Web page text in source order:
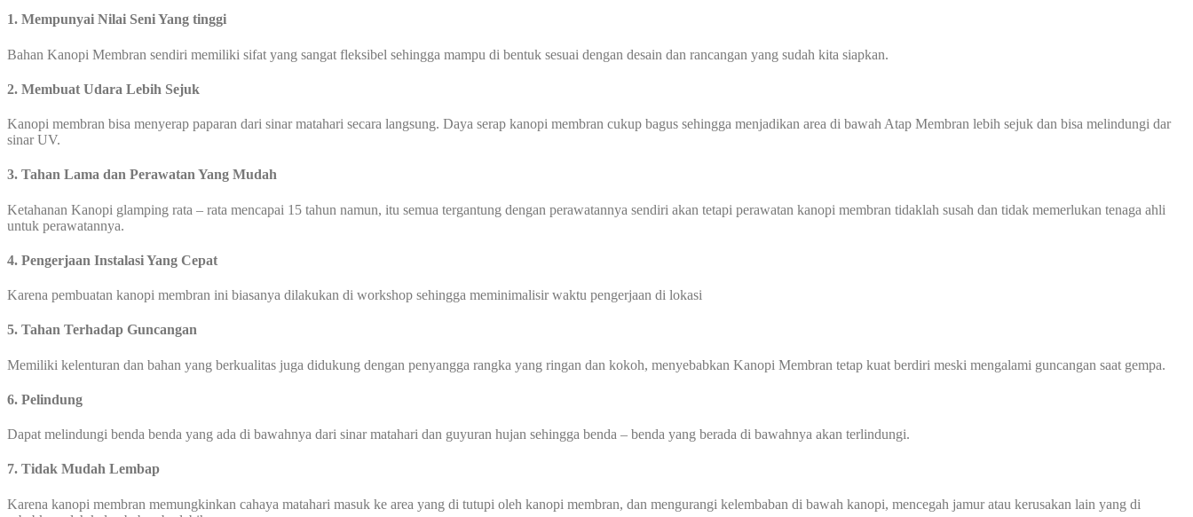
1. Mempunyai Nilai Seni Yang tinggi
Bahan Kanopi Membran sendiri memiliki sifat yang sangat fleksibel sehingga mampu di bentuk sesuai dengan desain dan rancangan yang sudah kita siapkan.
2. Membuat Udara Lebih Sejuk
Kanopi membran bisa menyerap paparan dari sinar matahari secara langsung. Daya serap kanopi membran cukup bagus sehingga menjadikan area di bawah Atap Membran lebih sejuk dan bisa melindungi dar
sinar UV.
3. Tahan Lama dan Perawatan Yang Mudah
Ketahanan Kanopi glamping rata – rata mencapai 15 tahun namun, itu semua tergantung dengan perawatannya sendiri akan tetapi perawatan kanopi membran tidaklah susah dan tidak memerlukan tenaga ahli
untuk perawatannya.
4. Pengerjaan Instalasi Yang Cepat
Karena pembuatan kanopi membran ini biasanya dilakukan di workshop sehingga meminimalisir waktu pengerjaan di lokasi
5. Tahan Terhadap Guncangan
Memiliki kelenturan dan bahan yang berkualitas juga didukung dengan penyangga rangka yang ringan dan kokoh, menyebabkan Kanopi Membran tetap kuat berdiri meski mengalami guncangan saat gempa.
6. Pelindung
Dapat melindungi benda benda yang ada di bawahnya dari sinar matahari dan guyuran hujan sehingga benda – benda yang berada di bawahnya akan terlindungi.
7. Tidak Mudah Lembap
Karena kanopi membran memungkinkan cahaya matahari masuk ke area yang di tutupi oleh kanopi membran, dan mengurangi kelembaban di bawah kanopi, mencegah jamur atau kerusakan lain yang di